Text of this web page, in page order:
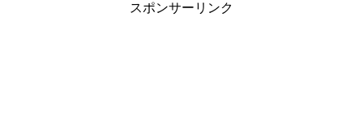
スポンサーリンク